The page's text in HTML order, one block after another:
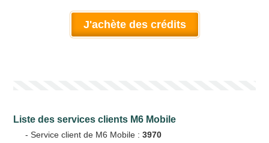
J'achète des crédits
Liste des services clients M6 Mobile
- Service client de M6 Mobile :3970